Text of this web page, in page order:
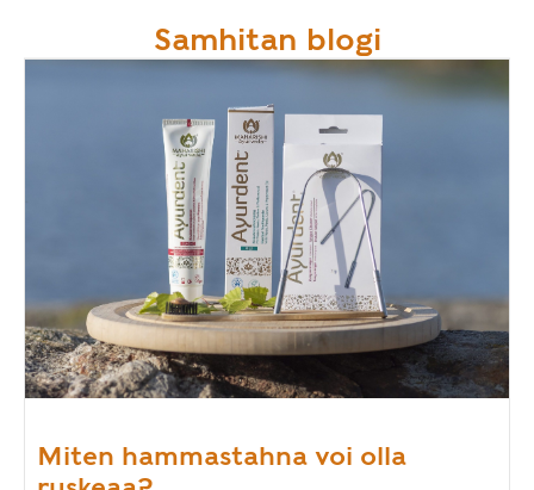
Samhitan blogi
Miten hammastahna voi olla